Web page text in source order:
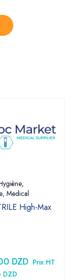
,
, Medical
High-Max
DZD Prix HT
DZD